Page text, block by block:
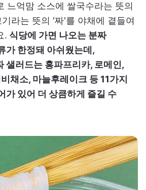
느억맘 소스에 쌀국수라는 뜻의
라는 뜻의 '짜'를 야채에 곁들여
. 식당에 가면 나오는 분짜
가 한정돼 아쉬웠는데,
샐러드는 홍파프리카, 로메인,
채소, 마늘후레이크 등 11가지
가 있어 더 상큼하게 즐길 수